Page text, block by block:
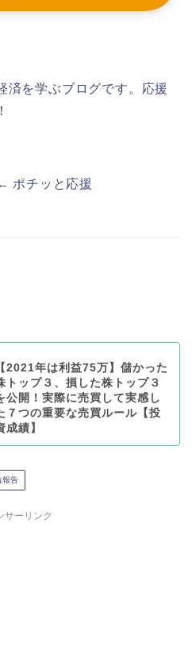
済を学ぶブログです。応援
ポチッと応援
【2021年は利益75万】儲かった
トップ３、損した株トップ３
公開！実際に売買して実感し
７つの重要な売買ルール【投
成績】
告
サーリンク